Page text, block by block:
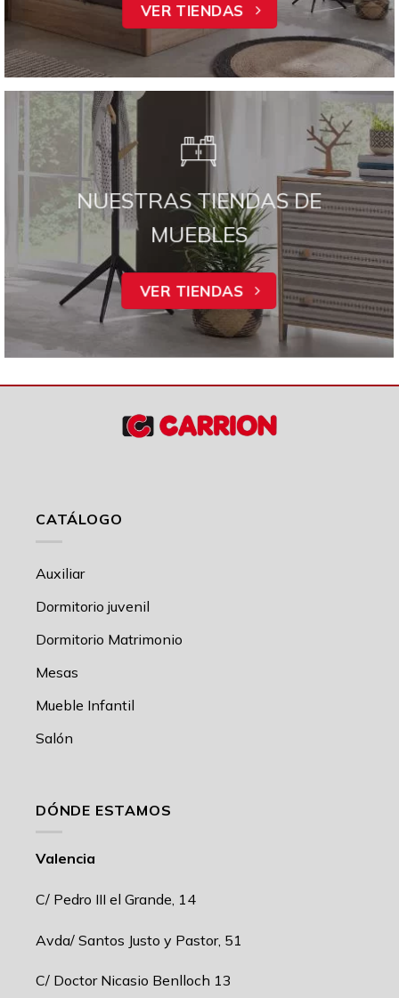
VER TIENDAS
NUESTRAS TIENDAS DE
MUEBLES
VER TIENDAS
CATÁLOGO
Auxiliar
Dormitorio juvenil
Dormitorio Matrimonio
Mesas
Mueble Infantil
Salón
DÓNDE ESTAMOS
Valencia
C/ Pedro III el Grande, 14
Avda/ Santos Justo y Pastor, 51
C/ Doctor Nicasio Benlloch 13